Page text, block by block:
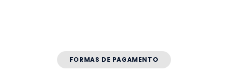
FORMAS DE PAGAMENTO